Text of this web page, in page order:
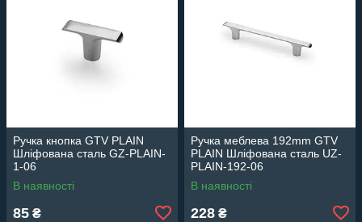
Ручка кнопка GTV PLAIN
Шліфована сталь GZ-PLAIN-
1-06
В наявності
85 ₴
Ручка меблева 192mm GTV
PLAIN Шліфована сталь UZ-
PLAIN-192-06
В наявності
228 ₴